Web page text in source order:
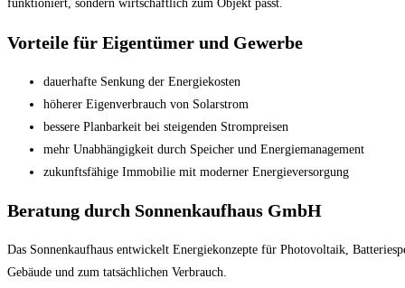
funktioniert, sondern wirtschaftlich zum Objekt passt.
Vorteile für Eigentümer und Gewerbe
dauerhafte Senkung der Energiekosten
höherer Eigenverbrauch von Solarstrom
bessere Planbarkeit bei steigenden Strompreisen
mehr Unabhängigkeit durch Speicher und Energiemanagement
zukunftsfähige Immobilie mit moderner Energieversorgung
Beratung durch Sonnenkaufhaus GmbH
Das Sonnenkaufhaus entwickelt Energiekonzepte für Photovoltaik,
Gebäude und zum tatsächlichen Verbrauch.